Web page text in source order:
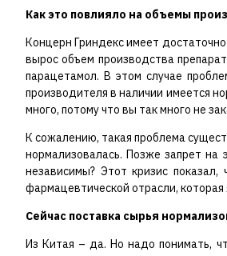
Как это повлияло на объемы
Концерн Гриндекс имеет
вырос объем производства
парацетамол. В этом случае
производителя в наличии имеется
много, потому что вы так много не
К сожалению, такая проблема
нормализовалась. Позже запрет на
независимы? Этот кризис
фармацевтической отрасли,
Сейчас поставка сырья
Из Китая – да. Но надо понимать,